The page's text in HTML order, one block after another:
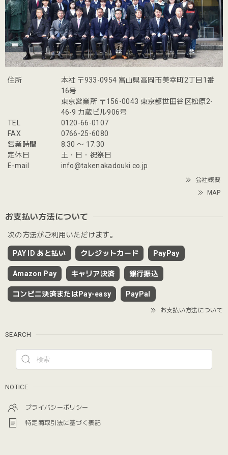
住所
本社 〒933-0954 富山県高岡市美幸町2丁目1番
16号
東京営業所 〒156-0043 東京都世田谷区松原2-
46-9 力蔵ビル906号
TEL
0120-66-0107
FAX
0766-25-6080
営業時間
8:30 〜 17:30
定休日
土・日・祝祭日
E-mail
info@takenakadouki.co.jp
会社概要
MAP
お支払い方法について
次の方法がご利用いただけます。
PAY ID あと払い クレジットカード PayPay
Amazon Pay キャリア決済 銀行振込
コンビニ決済またはPay-easy PayPal
お支払い方法について
SEARCH
NOTICE
プライバシーポリシー
特定商取引法に基づく表記